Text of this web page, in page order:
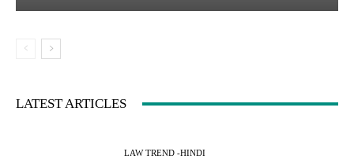
LATEST ARTICLES
LAW TREND -HINDI